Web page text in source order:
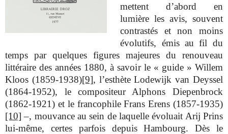
mettent d’abord en
lumière les avis, souvent
contrastés et non moins
évolutifs, émis au fil du
temps par quelques figures majeures du renouveau
littéraire des années 1880, à savoir le « guide » Willem
Kloos (1859-1938)[9], l’esthète Lodewijk van Deyssel
(1864-1952), le compositeur Alphons Diepenbrock
(1862-1921) et le francophile Frans Erens (1857-1935)
[10] –, mouvance au sein de laquelle évoluait Arij Prins
lui-même, certes parfois depuis Hambourg. Dès le